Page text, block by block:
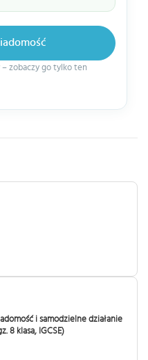
zobaczy go tylko ten
i samodzielne działanie
8 klasa, IGCSE)